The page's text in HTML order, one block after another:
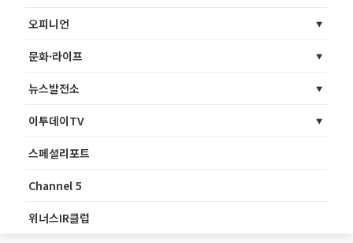
오피니언
문화·라이프
뉴스발전소
이투데이TV
스페셜리포트
Channel 5
위너스IR클럽